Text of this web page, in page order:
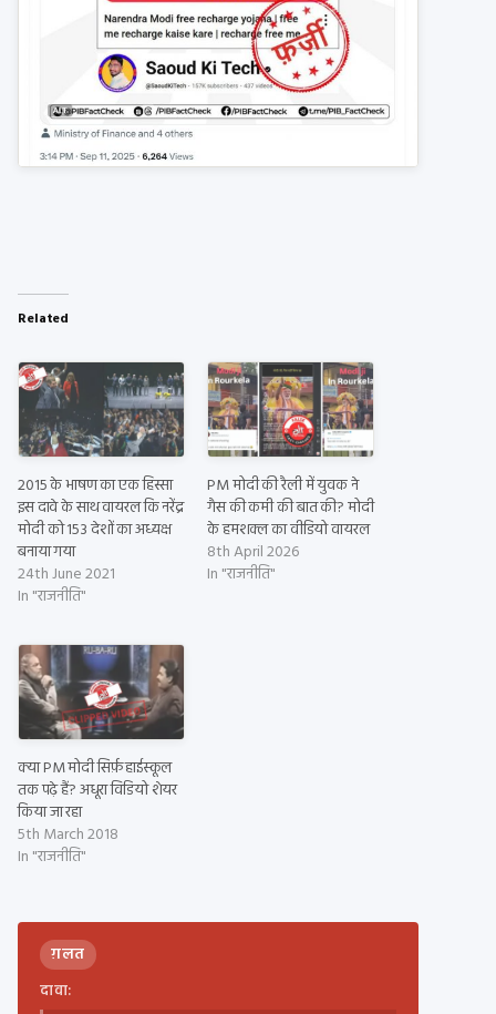
Related
2015 के भाषण का एक हिस्सा
इस दावे के साथ वायरल कि नरेंद्र
मोदी को 153 देशों का अध्यक्ष
बनाया गया
24th June 2021
In "राजनीति"
PM मोदी की रैली में युवक ने
गैस की कमी की बात की? मोदी
के हमशक्‍ल का वीडियो वायरल
8th April 2026
In "राजनीति"
क्या PM मोदी सिर्फ़ हाईस्कूल
तक पढ़े हैं? अधूरा विडियो शेयर
किया जा रहा
5th March 2018
In "राजनीति"
ग़लत
दावा: